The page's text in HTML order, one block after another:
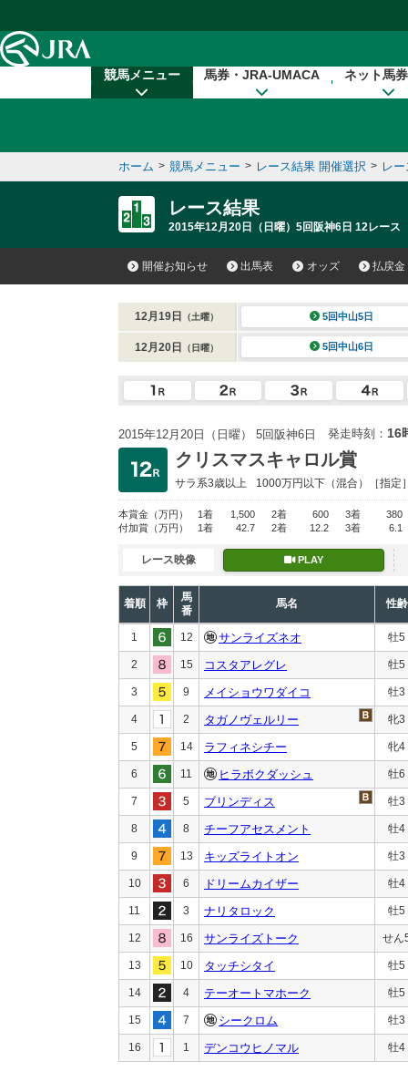
競馬メニュー 馬券・JRA-UMACA ネット馬
ホーム > 競馬メニュー > レース結果 開催選択 > レ
レース結果
2015年12月20日（日曜）5回阪神6日 12レース
開催お知らせ 出馬表 オッズ 払戻金
12月19日 （土曜） 5回中山5日
12月20日 （日曜） 5回中山6日
2015年12月20日（日曜） 5回阪神6日 発走時刻： 16
クリスマスキャロル賞
サラ系3歳以上 1000万円以下 （混合）［指定
本賞金 （万円） 1着 1,500 2着 600 3着
380
付加賞 （万円） 1着 42.7 2着 12.2 3着 6.1
レース映像 PLAY
着順 枠
馬
番
馬名 性齢
1 12 サンライズネオ 牡5
2 15 コスタアレグレ 牡5
3 9 メイショウワダイコ 牡3
4 2 タガノヴェルリー 牝3
5 14 ラフィネシチー 牝4
6 11 ヒラボクダッシュ 牡6
7 5 ブリンディス 牡3
8 8 チーフアセスメント 牡4
9 13 キッズライトオン 牡3
10 6 ドリームカイザー 牡4
11 3 ナリタロック 牡5
12 16 サンライズトーク せん
13 10 タッチシタイ 牡5
14 4 テーオートマホーク 牡5
15 7 シークロム 牡3
16 1 デンコウヒノマル 牡4